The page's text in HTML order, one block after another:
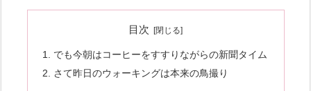
目次
でも今朝はコーヒーをすすりながらの新聞タイム
さて昨日のウォーキングは本来の鳥撮り